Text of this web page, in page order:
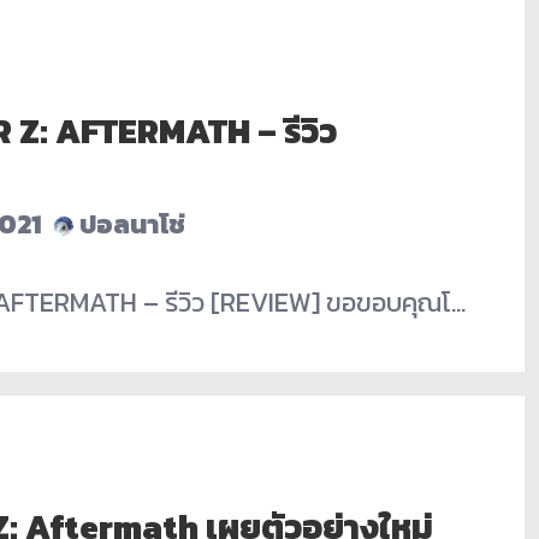
Z: AFTERMATH – รีวิว
ปอลนาโช่
– รีวิว [REVIEW] ขอขอบคุณโ…
Aftermath เผยตัวอย่างใหม่